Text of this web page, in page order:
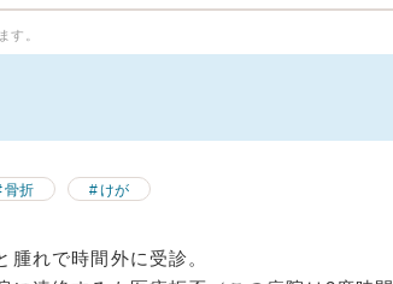
す。
骨折 けが
れで時間外に受診。